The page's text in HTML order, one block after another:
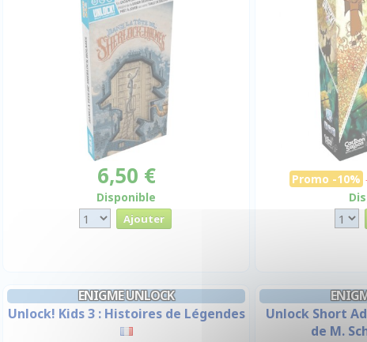
6,50 €
Disponible
Promo -10%
ENIGME UNLOCK
Unlock! Kids 3 : Histoires de Légendes
Unlock Short
de M.